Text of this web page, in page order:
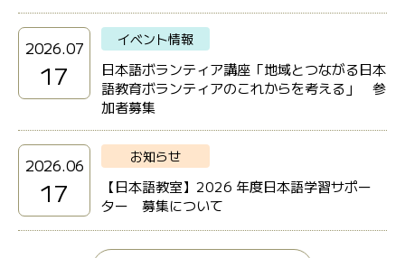
2026.07
17
イベント情報
日本語ボランティア講座「地域とつながる日本
語教育ボランティアのこれからを考える」 参
加者募集
2026.06
17
お知らせ
【日本語教室】2026 年度日本語学習サポー
ター 募集について